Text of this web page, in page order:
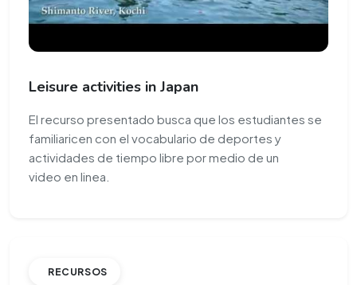
Leisure activities in Japan
El recurso presentado busca que los estudiantes se
familiaricen con el vocabulario de deportes y
actividades de tiempo libre por medio de un
video en linea.
RECURSOS